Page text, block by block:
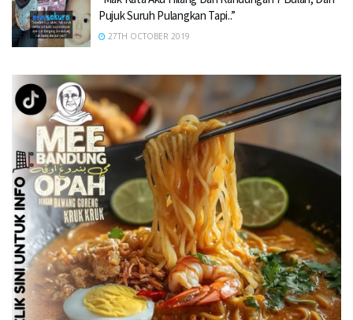
Pujuk Suruh Pulangkan Tapi..”
27TH OCTOBER 2019